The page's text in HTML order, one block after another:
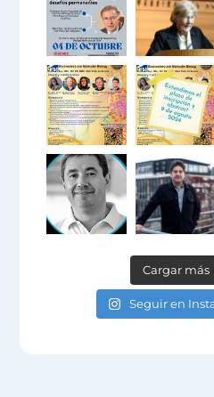
Cargar más
Seguir en